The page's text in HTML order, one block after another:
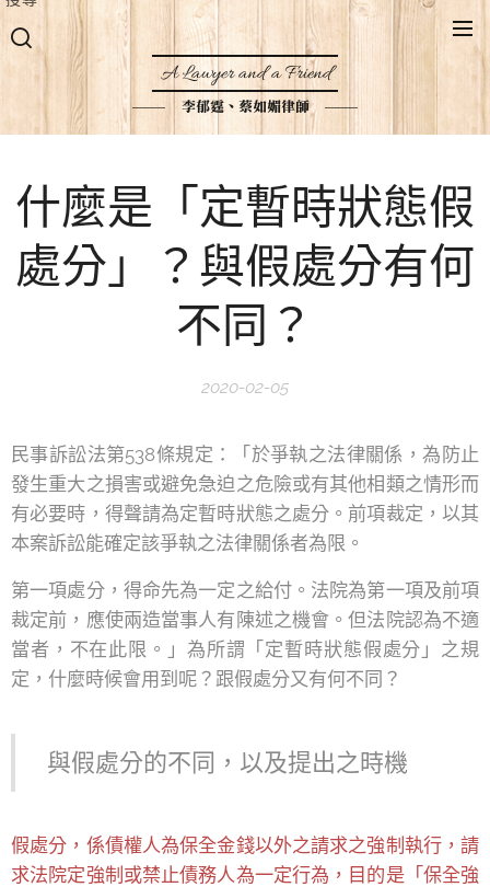
A Lawyer and a Friend
李郁霆、蔡如媚律師
什麼是「定暫時狀態假
處分」？與假處分有何
不同？
2020-02-05
民事訴訟法第538條規定：「於爭執之法律關係，為防止
發生重大之損害或避免急迫之危險或有其他相類之情形而
有必要時，得聲請為定暫時狀態之處分。前項裁定，以其
本案訴訟能確定該爭執之法律關係者為限。
第一項處分，得命先為一定之給付。法院為第一項及前項
裁定前，應使兩造當事人有陳述之機會。但法院認為不適
當者，不在此限。」為所謂「定暫時狀態假處分」之規
定，什麼時候會用到呢？跟假處分又有何不同？
與假處分的不同，以及提出之時機
假處分，係債權人為保全金錢以外之請求之強制執行，請
求法院定強制或禁止債務人為一定行為，目的是「保全強